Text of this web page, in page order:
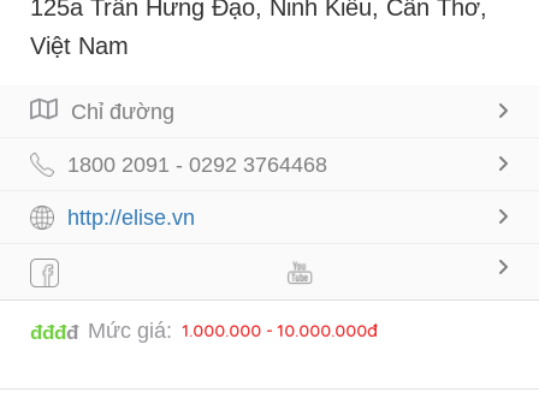
125a Trần Hưng Đạo, Ninh Kiều, Cần Thơ,
Việt Nam
Chỉ đường
1800 2091 - 0292 3764468
http://elise.vn
đđđđ Mức giá: 1.000.000 - 10.000.000đ